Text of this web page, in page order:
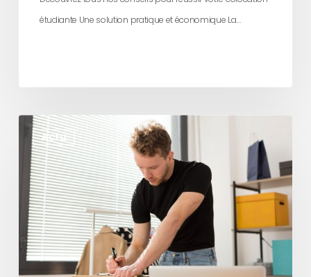
étudiante Une solution pratique et économique La…
Actu
Premier
studio
étudiant
les
indispensables
à